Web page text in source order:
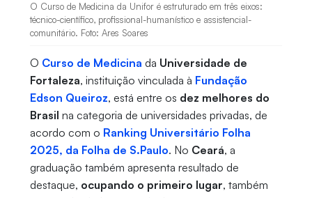
O Curso de Medicina da Unifor é estruturado em três eixos:
técnico-científico, profissional-humanístico e assistencial-
comunitário. Foto: Ares Soares
O Curso de Medicina da Universidade de
Fortaleza, instituição vinculada à Fundação
Edson Queiroz, está entre os dez melhores do
Brasil na categoria de universidades privadas, de
acordo com o Ranking Universitário Folha
2025, da Folha de S.Paulo. No Ceará, a
graduação também apresenta resultado de
destaque, ocupando o primeiro lugar, também